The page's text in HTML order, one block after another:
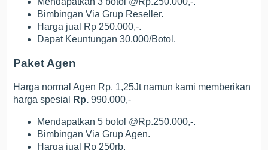
Bimbingan Via Grup Reseller.
Harga jual Rp 250.000,-.
Dapat Keuntungan 30.000/Botol.
Paket Agen
Harga normal Agen Rp. 1,25Jt namun kami memberikan
harga spesial
Rp. 990.000,-
Mendapatkan 5 botol @Rp.250.000,-.
Bimbingan Via Grup Agen.
Harga jual Rp 250rb.